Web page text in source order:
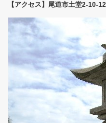
【アクセス】尾道市土堂2-10-12